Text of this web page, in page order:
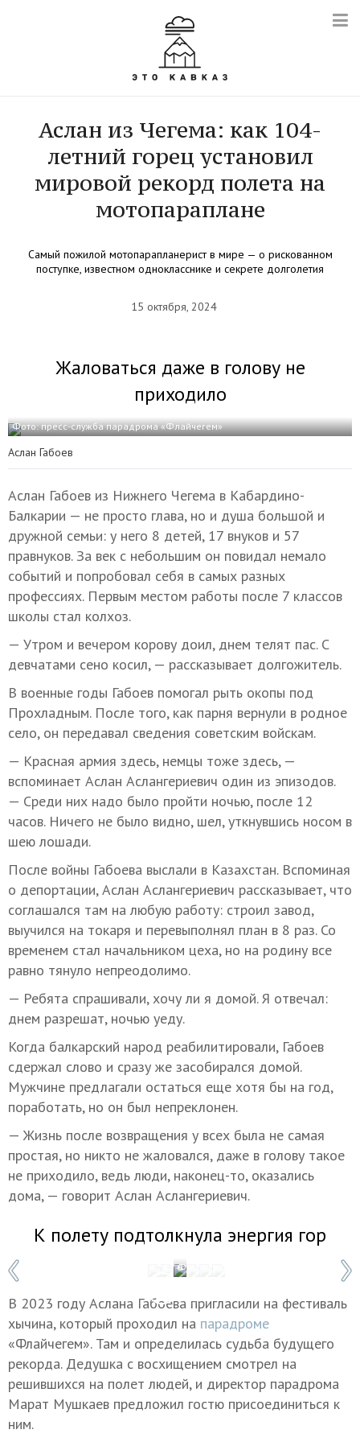
Аслан из Чегема: как 104-
летний горец установил
мировой рекорд полета на
мотопараплане
Самый пожилой мотопарапланерист в мире — о рискованном
поступке, известном однокласснике и секрете долголетия
15 октября, 2024
Жаловаться даже в голову не
приходило
Фото: пресс-служба парадрома «Флайчегем»
Аслан Габоев
Аслан Габоев из Нижнего Чегема в Кабардино-
Балкарии — не просто глава, но и душа большой и
дружной семьи: у него 8 детей, 17 внуков и 57
правнуков. За век с небольшим он повидал немало
событий и попробовал себя в самых разных
профессиях. Первым местом работы после 7 классов
школы стал колхоз.
— Утром и вечером корову доил, днем телят пас. С
девчатами сено косил, — рассказывает долгожитель.
В военные годы Габоев помогал рыть окопы под
Прохладным. После того, как парня вернули в родное
село, он передавал сведения советским войскам.
— Красная армия здесь, немцы тоже здесь, —
вспоминает Аслан Аслангериевич один из эпизодов.
— Среди них надо было пройти ночью, после 12
часов. Ничего не было видно, шел, уткнувшись носом в
шею лошади.
После войны Габоева выслали в Казахстан. Вспоминая
о депортации, Аслан Аслангериевич рассказывает, что
соглашался там на любую работу: строил завод,
выучился на токаря и перевыполнял план в 8 раз. Со
временем стал начальником цеха, но на родину все
равно тянуло непреодолимо.
— Ребята спрашивали, хочу ли я домой. Я отвечал:
днем разрешат, ночью уеду.
Когда балкарский народ реабилитировали, Габоев
сдержал слово и сразу же засобирался домой.
Мужчине предлагали остаться еще хотя бы на год,
поработать, но он был непреклонен.
— Жизнь после возвращения у всех была не самая
простая, но никто не жаловался, даже в голову такое
не приходило, ведь люди, наконец-то, оказались
дома, — говорит Аслан Аслангериевич.
К полету подтолкнула энергия гор
Фото: пресс-служба парадрома
1 / 6
В 2023 году Аслана Габоева пригласили на фестиваль
хычина, который проходил на парадроме
«Флайчегем». Там и определилась судьба будущего
рекорда. Дедушка с восхищением смотрел на
решившихся на полет людей, и директор парадрома
Марат Мушкаев предложил гостю присоединиться к
ним.